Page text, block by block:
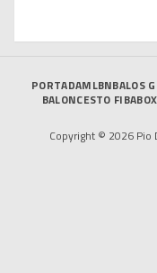
PORTADAMLBNBALOS
BALONCESTO FIBA
Copyright © 2026 Pio